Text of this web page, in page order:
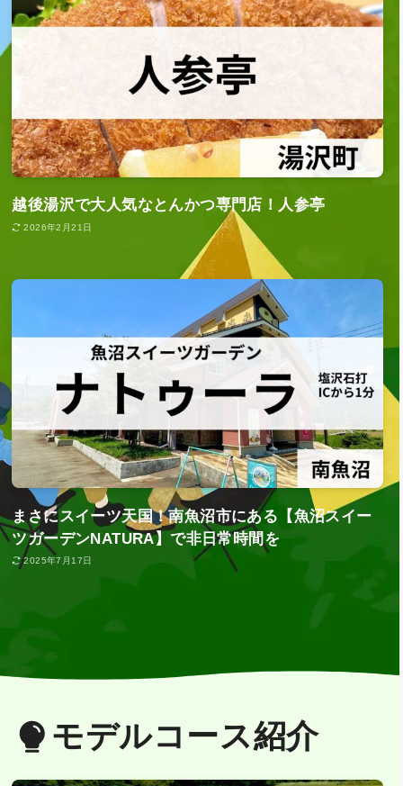
越後湯沢で大人気なとんかつ専門店！人参亭
2026年2月21日
まさにスイーツ天国！南魚沼市にある【魚沼スイー
ツガーデンNATURA】で非日常時間を
2025年7月17日
モデルコース紹介